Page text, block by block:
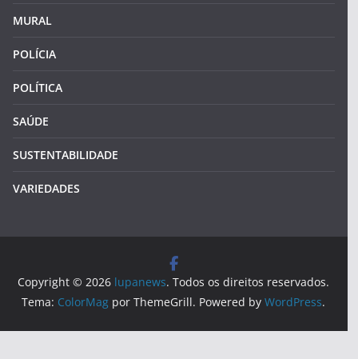
MURAL
POLÍCIA
POLÍTICA
SAÚDE
SUSTENTABILIDADE
VARIEDADES
Copyright © 2026 lupanews. Todos os direitos reservados.
Tema: ColorMag por ThemeGrill. Powered byWordPress.